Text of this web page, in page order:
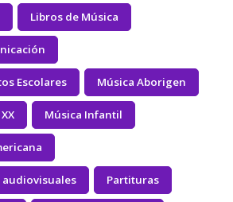
Libros de Música
Escolares Música Aborigen
Música Infantil
audiovisuales Partituras